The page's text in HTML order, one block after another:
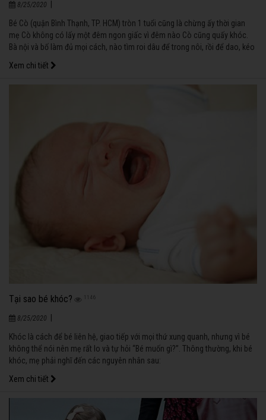
8/25/2020
Bé Cò (quận Bình Thạnh, TP. HCM) tròn 1 tuổi cũng là chừng ấy thời gian
mẹ Cò không có lấy một đêm ngon giấc vì đêm nào Cò cũng quấy khóc.
Bà nội và bố làm đủ mọi cách, nào tìm roi dâu để trong nôi, rồi để dao, kéo
bao nhiêu. “Phải tìm cách khắc phục thôi chứ như thế này mãi thì nguy
Xem chi tiết
Tại sao bé khóc? 1146
8/25/2020 |
Khóc là cách để bé liên hệ, giao tiếp với mọi thứ xung quanh, nhưng vì bé
không thể nói nên mẹ rất lo và tự hỏi “Bé muốn gì?”. Thông thường, khi bé
khóc, mẹ phải nghĩ đến các nguyên nhân sau:
Xem chi tiết